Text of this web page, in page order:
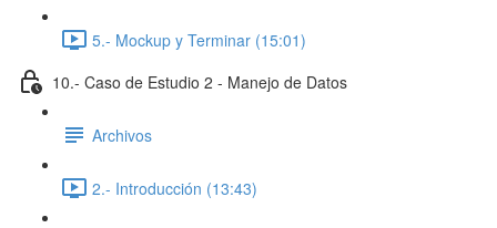
5.- Mockup y Terminar (15:01)
10.- Caso de Estudio 2 - Manejo de Datos
Archivos
2.- Introducción (13:43)